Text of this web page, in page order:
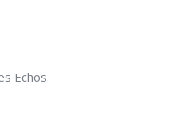
Echos.